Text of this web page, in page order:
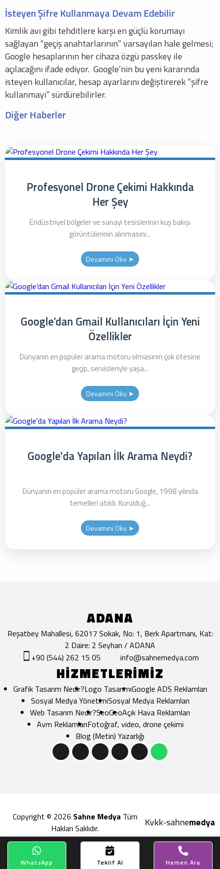
İsteyen Şifre Kullanmaya Devam Edebilir
Kimlik avı gibi tehditlere karşı en güçlü korumayı
sağlayan “geçiş anahtarlarının” varsayılan hale gelmesi;
Google hesaplarının her cihaza özgü passkey ile
açılacağını ifade ediyor. Google’nin bu yeni kararında
isteyen kullanıcılar, hesap ayarlarını değiştirerek “şifre
kullanmayı” sürdürebilirler.
Diğer Haberler
Profesyonel Drone Çekimi Hakkında
Her Şey
Endüstriyel bölgeler ve sanayi tesislerinin kuş bakışı
görüntülerinin alınmasını...
Devamını Oku ➤
Google’dan Gmail Kullanıcıları İçin Yeni
Özellikler
Dünyanın en popüler arama motoru olmasının çok ötesine
geçip, servisleriyle yaşa...
Devamını Oku ➤
Google'da Yapılan İlk Arama Neydi?
Dünyanın en popüler arama motoru Google, 1998 yılında
temelleri atıldı. Kurulduğ...
Devamını Oku ➤
ADANA
Reşatbey Mahallesi, 62017 Sokak, No: 1, Berk Apartmanı, Kat:
2 Daire: 2 Seyhan / ADANA
+90 (544) 262 15 05
info@sahnemedya.com
HİZMETLERİMİZ
Grafik Tasarım Nedir?Logo TasarımıGoogle ADS Reklamları
Sosyal Medya YönetimiSosyal Medya Reklamları
Web Tasarım Nedir?SeoGeoAçık Hava Reklamları
Avm ReklamlarıFotoğraf, video, drone çekimi
Blog (Metin) Yazarlığı
Copyright © 2026 Sahne Medya Tüm
Hakları Saklıdır.
Kvkk-sahnemedya
WhatsApp Teklif Al Hemen Ara